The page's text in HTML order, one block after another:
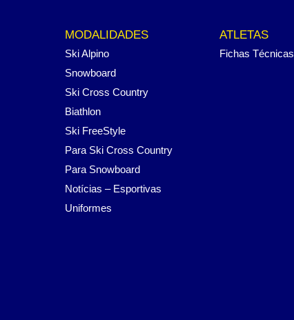
MODALIDADES
Ski Alpino
Snowboard
Ski Cross Country
Biathlon
Ski FreeStyle
Para Ski Cross Country
Para Snowboard
Notícias – Esportivas
Uniformes
ATLETAS
Fichas Técnicas